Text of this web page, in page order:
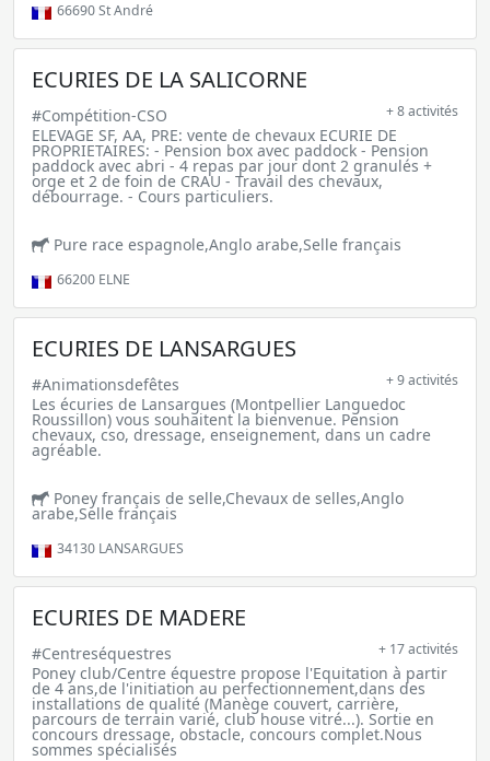
66690St André
ECURIES DE LA SALICORNE
#Compétition-CSO + 8 activités
ELEVAGE SF, AA, PRE: vente de chevaux ECURIE DE
PROPRIETAIRES: - Pension box avec paddock - Pension
paddock avec abri - 4 repas par jour dont 2 granulés +
orge et 2 de foin de CRAU - Travail des chevaux,
débourrage. - Cours particuliers.
Pure race espagnole,Anglo arabe,Selle français
66200 ELNE
ECURIES DE LANSARGUES
#Animationsdefêtes + 9 activités
Les écuries de Lansargues (Montpellier Languedoc
Roussillon) vous souhaitent la bienvenue. Pension
chevaux, cso, dressage, enseignement, dans un cadre
agréable.
Poney français de selle,Chevaux de selles,Anglo
arabe,Selle français
34130 LANSARGUES
ECURIES DE MADERE
#Centreséquestres + 17 activités
Poney club/Centre équestre propose l'Equitation à partir
de 4 ans,de l'initiation au perfectionnement,dans des
installations de qualité (Manège couvert, carrière,
parcours de terrain varié, club house vitré...). Sortie en
concours dressage, obstacle, concours complet.Nous
sommes spécialisés